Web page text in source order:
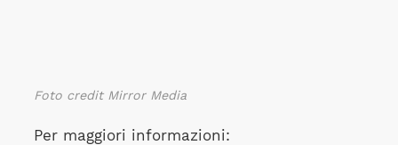
Foto credit Mirror Media
Per maggiori informazioni: